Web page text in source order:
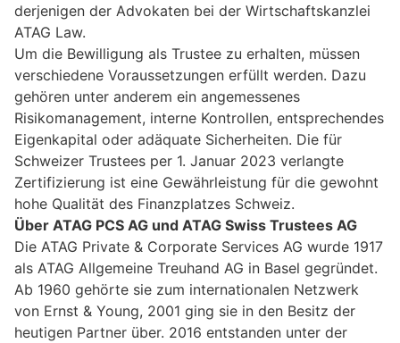
derjenigen der Advokaten bei der Wirtschaftskanzlei
ATAG Law.
Um die Bewilligung als Trustee zu erhalten, müssen
verschiedene Voraussetzungen erfüllt werden. Dazu
gehören unter anderem ein angemessenes
Risikomanagement, interne Kontrollen, entsprechendes
Eigenkapital oder adäquate Sicherheiten. Die für
Schweizer Trustees per 1. Januar 2023 verlangte
Zertifizierung ist eine Gewährleistung für die gewohnt
hohe Qualität des Finanzplatzes Schweiz.
Über ATAG PCS AG und ATAG Swiss Trustees AG
Die ATAG Private & Corporate Services AG wurde 1917
als ATAG Allgemeine Treuhand AG in Basel gegründet.
Ab 1960 gehörte sie zum internationalen Netzwerk
von Ernst & Young, 2001 ging sie in den Besitz der
heutigen Partner über. 2016 entstanden unter der